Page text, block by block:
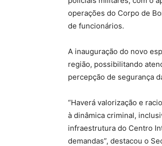
operações do Corpo de
de funcionários.
A inauguração do novo
região, possibilitando
percepção de segurança
“Haverá valorização e
à dinâmica criminal,
infraestrutura do Centro
demandas”, destacou o